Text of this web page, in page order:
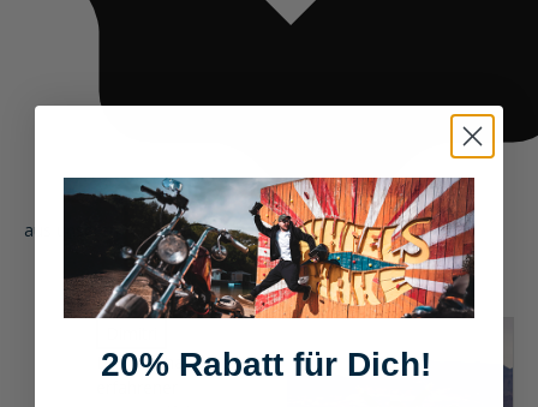
aus unserem Community Chat
Leidenschaftlicher und
20% Rabatt für Dich!